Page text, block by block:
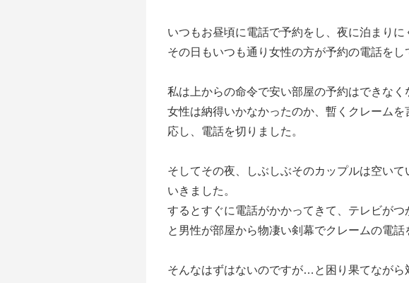
いつもお昼頃に電話で予約をし、夜に泊まりに
その日もいつも通り女性の方が予約の電話をし
私は上からの命令で安い部屋の予約はできなく
女性は納得いかなかったのか、暫くクレーム
応し、電話を切りました。
そしてその夜、しぶしぶそのカップルは空い
いきました。
するとすぐに電話がかかってきて、テレビがつ
と男性が部屋から物凄い剣幕でクレームの電話
そんなはずはないのですが…と困り果てながら